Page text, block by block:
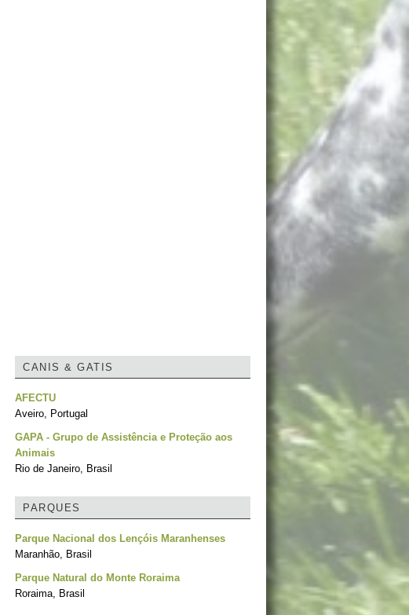
CANIS & GATIS
AFECTU
Aveiro, Portugal
GAPA - Grupo de Assistência e Proteção aos
Animais
Rio de Janeiro, Brasil
PARQUES
Parque Nacional dos Lençóis Maranhenses
Maranhão, Brasil
Parque Natural do Monte Roraima
Roraima, Brasil